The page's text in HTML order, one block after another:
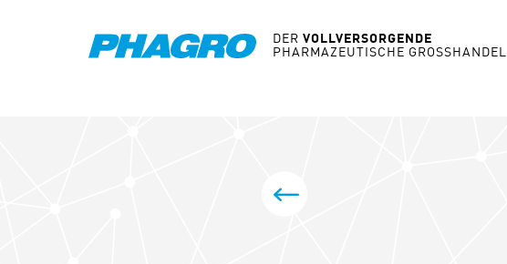
DER VOLLVERSORGENDE
PHARMAZEUTISCHE GROSSHANDEL
BEITRAGS-NAVIGATION